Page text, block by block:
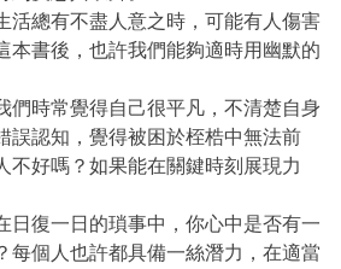
活總有不盡人意之時，可能有人傷害
本書後，也許我們能夠適時用幽默的
們時常覺得自己很平凡，不清楚自身
誤認知，覺得被困於桎梏中無法前
不好嗎？如果能在關鍵時刻展現力
日復一日的瑣事中，你心中是否有一
每個人也許都具備一絲潛力，在適當